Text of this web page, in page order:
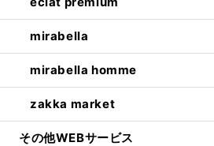
mirabella
mirabella homme
zakka market
その他WEBサービス